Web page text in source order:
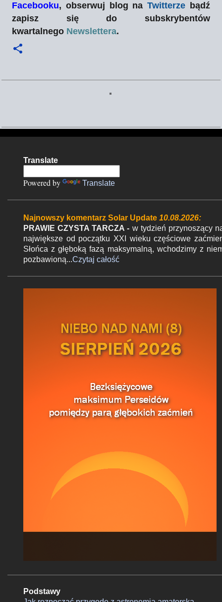
Facebooku, obserwuj blog naTwitterze bądź
zapisz się do subskrybentów
kwartalnego Newslettera.
e
Translate
Powered by Translate
Najnowszy komentarz Solar Update 10.08.2026:
PRAWIE CZYSTA TARCZA - w tydzień przynoszący
największe od początku XXI wieku częściowe
Słońca z głęboką fazą maksymalną, wchodzimy z
pozbawioną...Czytaj całość
Podstawy